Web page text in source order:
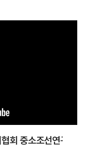
회 중소조선연구원